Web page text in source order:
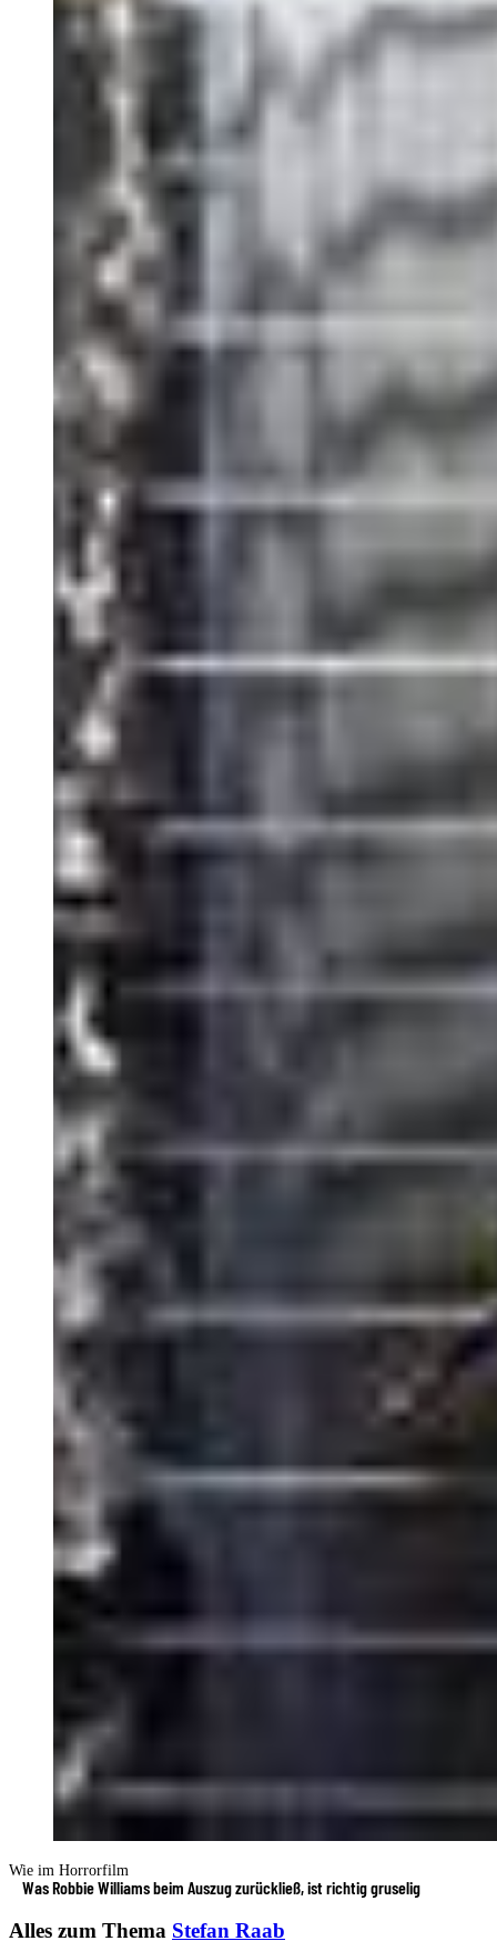
Wie im Horrorfilm
Was Robbie Williams beim Auszug zurückließ, ist richtig gruselig
Alles zum Thema Stefan Raab